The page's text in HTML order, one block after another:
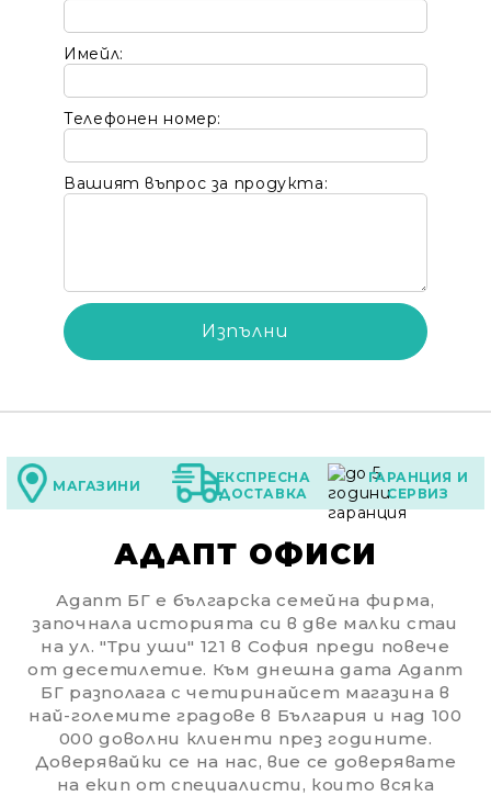
Имейл:
Телефонен номер:
Вашият въпрос за продукта:
МАГАЗИНИ
ЕКСПРЕСНА
ДОСТАВКА
ГАРАНЦИЯ И
СЕРВИЗ
АДАПТ ОФИСИ
Адапт БГ е българска семейна фирма,
започнала историята си в две малки стаи
на ул. "Три уши" 121 в София преди повече
от десетилетие. Към днешна дата Адапт
БГ разполага с четиринайсет магазина в
най-големите градове в България и над 100
000 доволни клиенти през годините.
Доверявайки се на нас, вие се доверявате
на екип от специалисти, които всяка